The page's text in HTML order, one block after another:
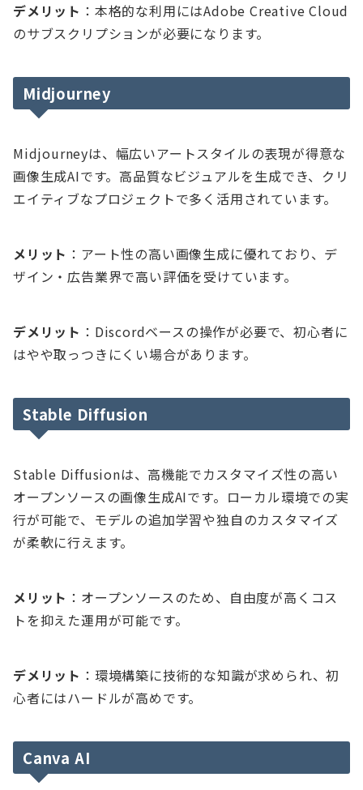
デメリット ：本格的な利用にはAdobe Creative Cloud
のサブスクリプションが必要になります。
Midjourney
Midjourneyは、幅広いアートスタイルの表現が得意な
画像生成AIです。高品質なビジュアルを生成でき、クリ
エイティブなプロジェクトで多く活用されています。
メリット ：アート性の高い画像生成に優れており、デ
ザイン・広告業界で高い評価を受けています。
デメリット ：Discordベースの操作が必要で、初心者に
はやや取っつきにくい場合があります。
Stable Diffusion
Stable Diffusionは、高機能でカスタマイズ性の高い
オープンソースの画像生成AIです。ローカル環境での実
行が可能で、モデルの追加学習や独自のカスタマイズ
が柔軟に行えます。
メリット ：オープンソースのため、自由度が高くコス
トを抑えた運用が可能です。
デメリット ：環境構築に技術的な知識が求められ、初
心者にはハードルが高めです。
Canva AI